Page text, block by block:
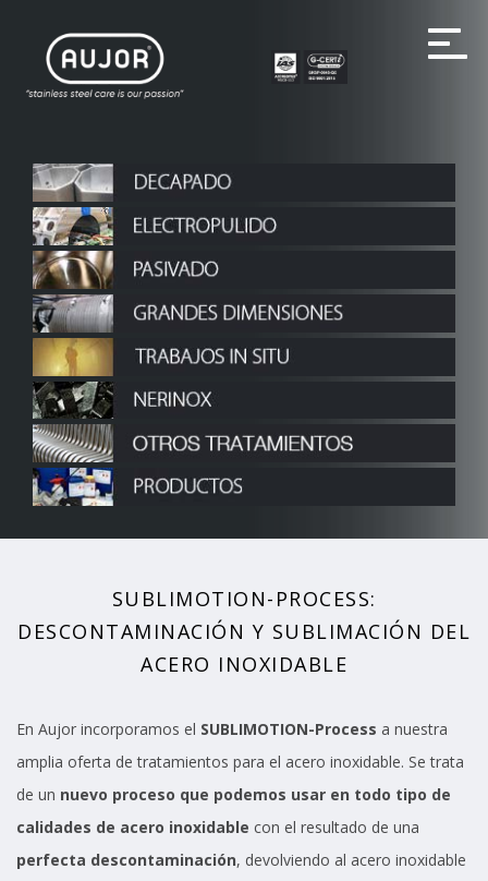
SUBLIMOTION-PROCESS:
DESCONTAMINACIÓN Y SUBLIMACIÓN DEL
ACERO INOXIDABLE
En Aujor incorporamos el SUBLIMOTION-Process a nuestra
amplia oferta de tratamientos para el acero inoxidable. Se trata
de un nuevo proceso que podemos usar en todo tipo de
calidades de acero inoxidable con el resultado de una
perfecta descontaminación, devolviendo al acero inoxidable